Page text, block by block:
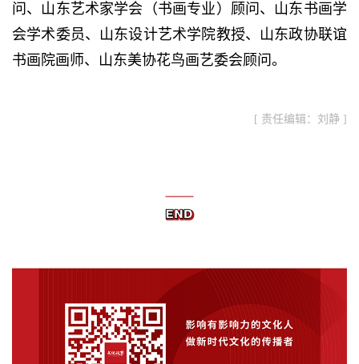
问、山东艺术家学会（书画专业）顾问、山东书画学
会学术委员、山东设计艺术学院教授、山东政协联谊
书画院画师、山东美协花鸟画艺委会顾问。
[ 责任编辑：刘静 ]